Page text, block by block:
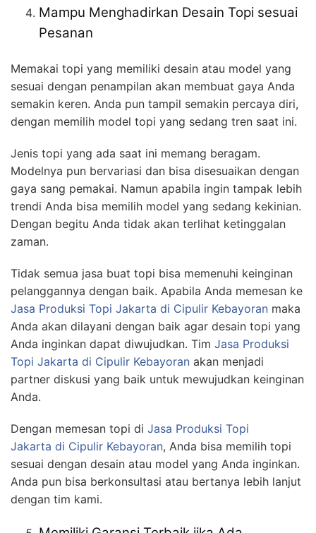
Mampu Menghadirkan Desain Topi sesuai
Pesanan
Memakai topi yang memiliki desain atau model yang
sesuai dengan penampilan akan membuat gaya Anda
semakin keren. Anda pun tampil semakin percaya diri,
dengan memilih model topi yang sedang tren saat ini.
Jenis topi yang ada saat ini memang beragam.
Modelnya pun bervariasi dan bisa disesuaikan dengan
gaya sang pemakai. Namun apabila ingin tampak lebih
trendi Anda bisa memilih model yang sedang kekinian.
Dengan begitu Anda tidak akan terlihat ketinggalan
zaman.
Tidak semua jasa buat topi bisa memenuhi keinginan
pelanggannya dengan baik. Apabila Anda memesan ke
Jasa Produksi Topi Jakarta di Cipulir Kebayoran maka
Anda akan dilayani dengan baik agar desain topi yang
Anda inginkan dapat diwujudkan. Tim Jasa Produksi
Topi Jakarta di Cipulir Kebayoran akan menjadi
partner diskusi yang baik untuk mewujudkan keinginan
Anda.
Dengan memesan topi di Jasa Produksi Topi
Jakarta di Cipulir Kebayoran, Anda bisa memilih topi
sesuai dengan desain atau model yang Anda inginkan.
Anda pun bisa berkonsultasi atau bertanya lebih lanjut
dengan tim kami.